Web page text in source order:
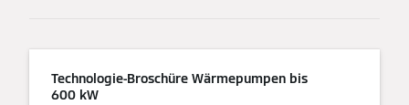
Technologie-Broschüre Wärmepumpen bis
600 kW